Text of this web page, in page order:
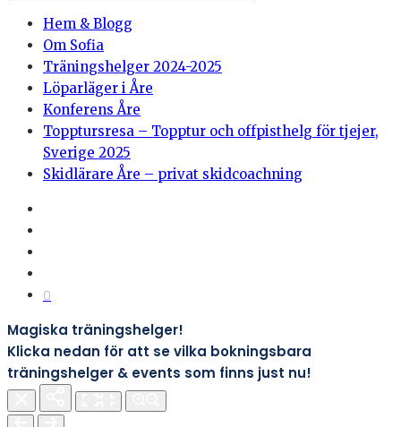
Hem & Blogg
Om Sofia
Träningshelger 2024-2025
Löparläger i Åre
Konferens Åre
Topptursresa – Topptur och offpisthelg för tjejer,
Sverige 2025
Skidlärare Åre – privat skidcoachning
0
Magiska träningshelger!
Klicka nedan för att se vilka bokningsbara
träningshelger & events som finns just nu!